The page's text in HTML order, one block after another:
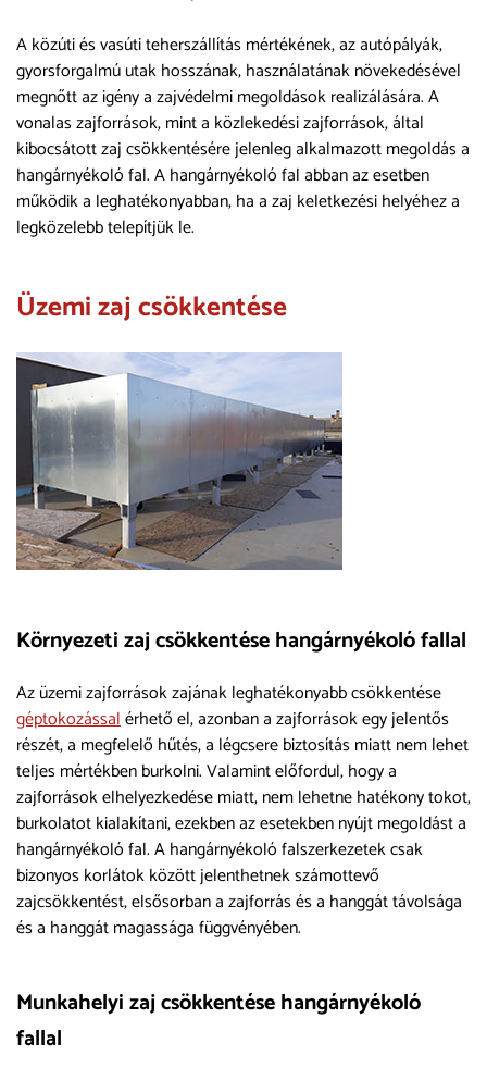
A közúti és vasúti teherszállítás mértékének, az autópályák,
gyorsforgalmú utak hosszának, használatának növekedésével
megnőtt az igény a zajvédelmi megoldások realizálására. A
vonalas zajforrások, mint a közlekedési zajforrások, által
kibocsátott zaj csökkentésére jelenleg alkalmazott megoldás a
hangárnyékoló fal. A hangárnyékoló fal abban az esetben
működik a leghatékonyabban, ha a zaj keletkezési helyéhez a
legközelebb telepítjük le.
Üzemi zaj csökkentése
Környezeti zaj csökkentése hangárnyékoló fallal
Az üzemi zajforrások zajának leghatékonyabb csökkentése
géptokozássalérhető el, azonban a zajforrások egy jelentős
részét, a megfelelő hűtés, a légcsere biztosítás miatt nem lehet
teljes mértékben burkolni. Valamint előfordul, hogy a
zajforrások elhelyezkedése miatt, nem lehetne hatékony tokot,
burkolatot kialakítani, ezekben az esetekben nyújt megoldást a
hangárnyékoló fal. A hangárnyékoló falszerkezetek csak
bizonyos korlátok között jelenthetnek számottevő
zajcsökkentést, elsősorban a zajforrás és a hanggát távolsága
és a hanggát magassága függvényében.
Munkahelyi zaj csökkentése hangárnyékoló
fallal